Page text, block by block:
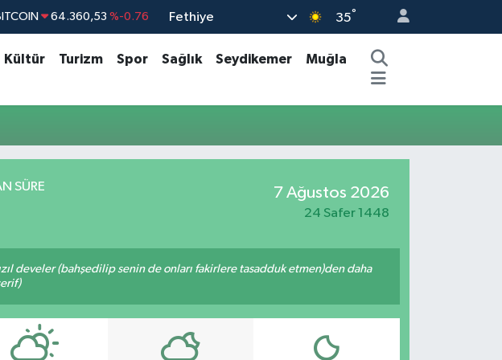
64.360,53 %-0.76
STERLİN 64,1897 %0.02
BİST100 13.887 %64
Fethiye 35°
Kültür Turizm Spor Sağlık Seydikemer
Muğla
SÜRE 7 Ağustos 2026
24 Safer 1448
develer (bahşedilip senin de onları fakirlere tasadduk etmen)den daha